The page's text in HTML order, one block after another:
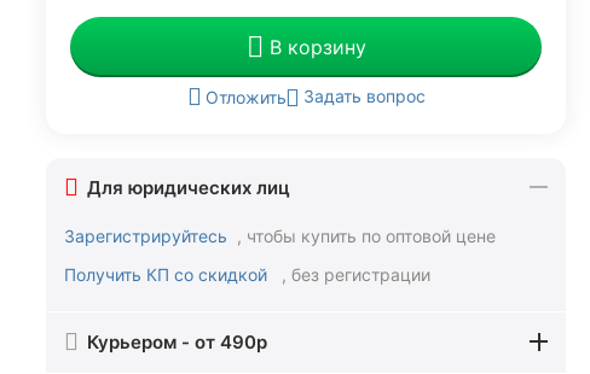
В корзину
Отложить Задать вопрос
Для юридических лиц
Зарегистрируйтесь , чтобы купить по оптовой цене
Получить КП со скидкой
, без регистрации
Курьером - от 490р